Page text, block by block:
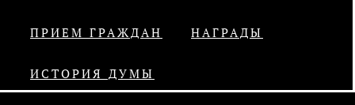
ПРИЕМ ГРАЖДАН НАГРАДЫ
ИСТОРИЯ ДУМЫ